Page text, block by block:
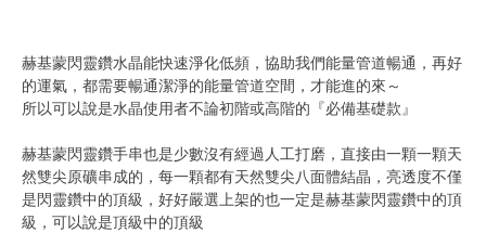
赫基蒙閃靈鑽水晶能快速淨化低頻，協助我們能量管道暢通，再好
的運氣，都需要暢通潔淨的能量管道空間，才能進的來～
所以可以說是水晶使用者不論初階或高階的『必備基礎款』
赫基蒙閃靈鑽手串也是少數沒有經過人工打磨，直接由一顆一顆天
然雙尖原礦串成的，每一顆都有天然雙尖八面體結晶，亮透度不僅
是閃靈鑽中的頂級，好好嚴選上架的也一定是赫基蒙閃靈鑽中的頂
級，可以說是頂級中的頂級